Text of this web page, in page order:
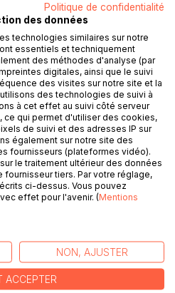
lancée en 1987, elle
la Houle avec de nombreux
régate de bisquines en
La Cancalaise ne passe
étages de voiles. Comme elle
rare de l'apercevoir de la
des sites comme l''anse du
le sentier littoral entre la
fishing boat)
its 30 years in the port
boats and an unforgettable
The silhouette of the
it is no rare to see it from the
on sites as Du Guesclin
the coastal path between
Politique de confidentialité
des données
technologies similaires sur notre
essentiels et techniquement
des méthodes d'analyse (par
digitales, ainsi que le suivi
des visites sur notre site et la
des technologies de suivi à
à cet effet au suivi côté serveur
ce qui permet d'utiliser des cookies,
de suivi et des adresses IP sur
également sur notre site des
fournisseurs (plateformes vidéo).
le traitement ultérieur des données
fournisseur tiers. Par votre réglage,
ci-dessus. Vous pouvez
effet pour l'avenir. (Mentions
NON, AJUSTER
ACCEPTER